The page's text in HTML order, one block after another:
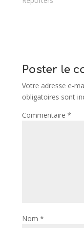
Poster le
Votre adresse e-
obligatoires sont
Commentaire *
Nom *